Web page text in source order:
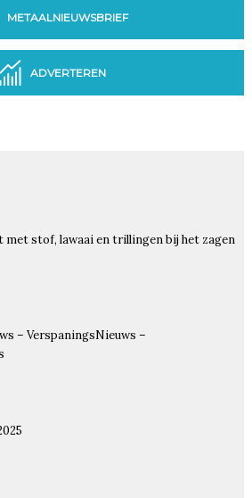
METAALNIEUWSBRIEF
ADVERTEREN
met stof, lawaai en trillingen bij het zagen
– VerspaningsNieuws –